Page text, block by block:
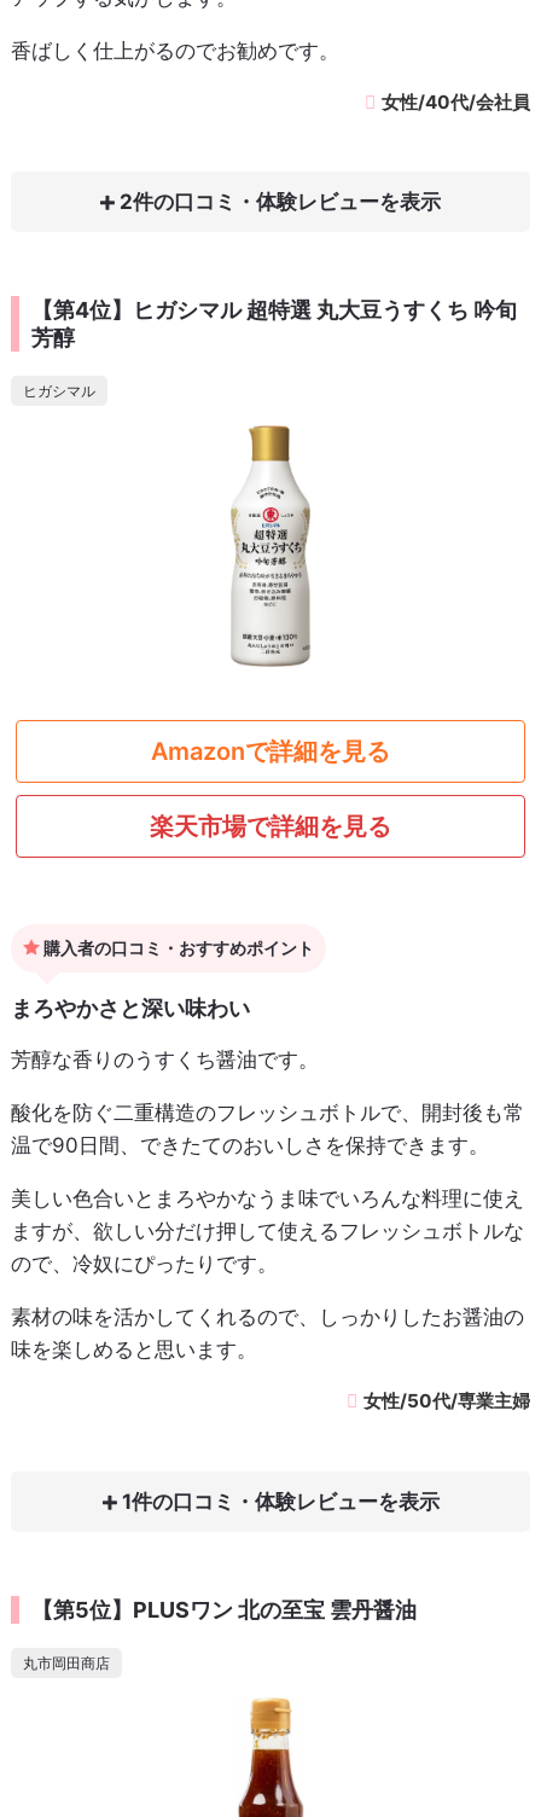
香ばしく仕上がるのでお勧めです。
女性/40代/会社員
2件の口コミ・体験レビュー
【第4位】ヒガシマル 超特選 丸大豆うすくち 吟旬
芳醇
ヒガシマル
Amazonで詳細を見る
楽天市場で詳細を見る
購入者の口コミ・おすすめポイント
まろやかさと深い味わい
芳醇な香りのうすくち醤油です。
酸化を防ぐ二重構造のフレッシュボトルで、開封後も常
温で90日間、できたてのおいしさを保持できます。
美しい色合いとまろやかなうま味でいろんな料理に使え
ますが、欲しい分だけ押して使えるフレッシュボトルな
ので、冷奴にぴったりです。
素材の味を活かしてくれるので、しっかりしたお醤油の
味を楽しめると思います。
女性/50代/専業主婦
1件の口コミ・体験レビュー
【第5位】PLUSワン 北の至宝 雲丹醤油
丸市岡田商店